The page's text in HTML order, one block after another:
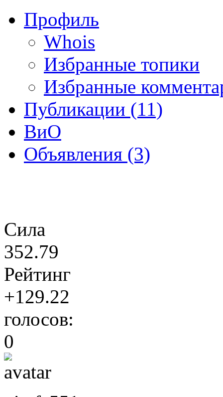
Профиль
Whois
Избранные топики
Избранные
Публикации (11)
ВиО
Объявления (3)
Сила
352.79
Рейтинг
+129.22
голосов:
0